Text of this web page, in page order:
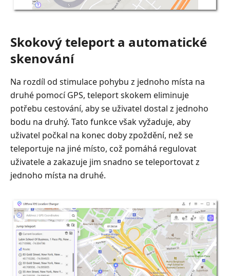
Skokový teleport a automatické
skenování
Na rozdíl od stimulace pohybu z jednoho místa na
druhé pomocí GPS, teleport skokem eliminuje
potřebu cestování, aby se uživatel dostal z jednoho
bodu na druhý. Tato funkce však vyžaduje, aby
uživatel počkal na konec doby zpoždění, než se
teleportuje na jiné místo, což pomáhá regulovat
uživatele a zakazuje jim snadno se teleportovat z
jednoho místa na druhé.